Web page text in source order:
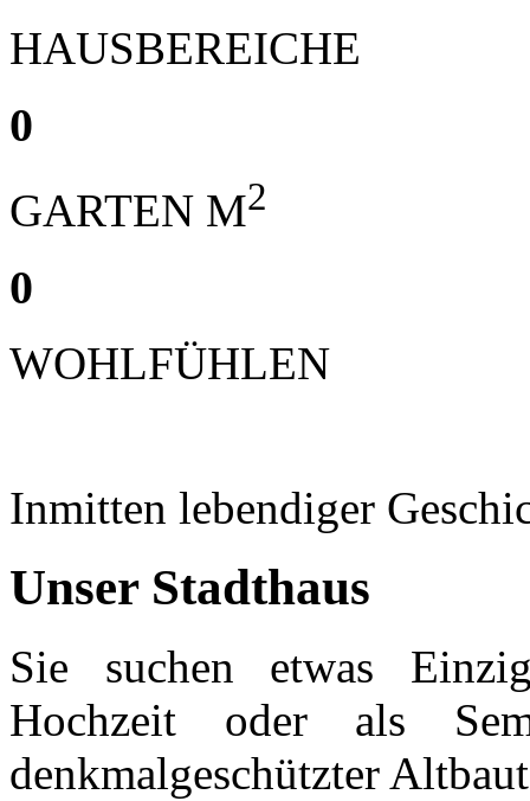
HAUSBEREICHE
0
GARTEN M2
0
WOHLFÜHLEN
Inmitten lebendiger
Unser Stadthaus
Sie suchen etwas
Hochzeit oder als
denkmalgeschützter